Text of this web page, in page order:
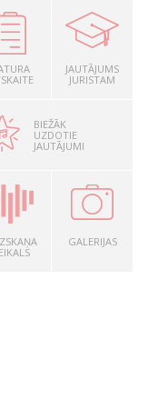
JAUTĀJUMS
JURISTAM
BIEŽĀK
UZDOTIE
JAUTĀJUMI
GALERIJAS